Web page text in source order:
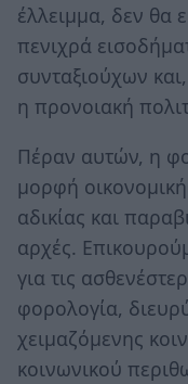
έλλειμμα, δεν θα
πενιχρά
συνταξιούχων
η προνοιακή
Πέραν αυτών, η
μορφή
αδικίας και
αρχές.
για τις
φορολογία,
χειμαζόμενης
κοινωνικού